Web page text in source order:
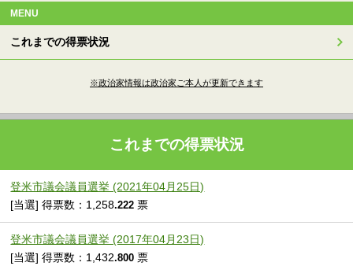
MENU
これまでの得票状況
※政治家情報は政治家ご本人が更新できます
これまでの得票状況
登米市議会議員選挙 (2021年04月25日)
[当選] 得票数：1,258.222 票
登米市議会議員選挙 (2017年04月23日)
[当選] 得票数：1,432.800 票